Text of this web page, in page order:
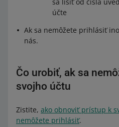
účte
Ak sa nemôžete prihlásiť
nás.
Čo urobiť, ak sa
svojho účtu
Zistite, ako obnoviť prístup k
nemôžete prihlásiť.